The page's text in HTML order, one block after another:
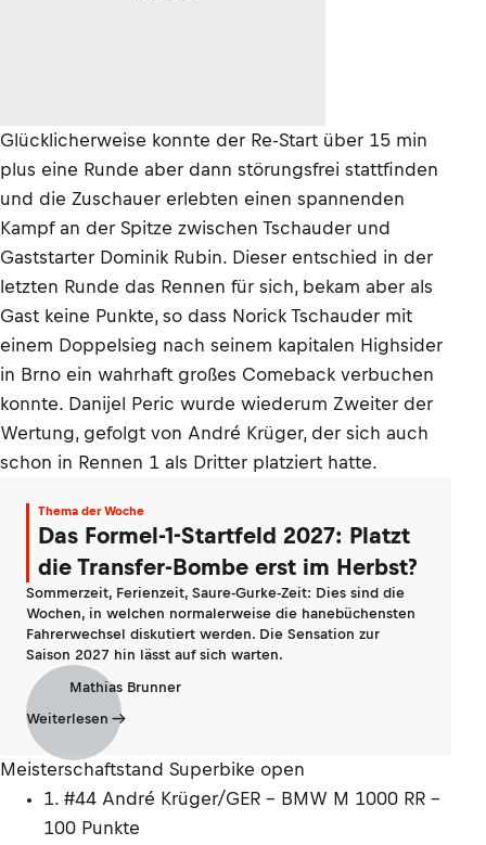
Glücklicherweise konnte der Re-Start über 15 min
plus eine Runde aber dann störungsfrei stattfinden
und die Zuschauer erlebten einen spannenden
Kampf an der Spitze zwischen Tschauder und
Gaststarter Dominik Rubin. Dieser entschied in der
letzten Runde das Rennen für sich, bekam aber als
Gast keine Punkte, so dass Norick Tschauder mit
einem Doppelsieg nach seinem kapitalen Highsider
in Brno ein wahrhaft großes Comeback verbuchen
konnte. Danijel Peric wurde wiederum Zweiter der
Wertung, gefolgt von André Krüger, der sich auch
schon in Rennen 1 als Dritter platziert hatte.
Thema der Woche
Das Formel-1-Startfeld 2027: Platzt
die Transfer-Bombe erst im Herbst?
Sommerzeit, Ferienzeit, Saure-Gurke-Zeit: Dies sind die
Wochen, in welchen normalerweise die hanebüchensten
Fahrerwechsel diskutiert werden. Die Sensation zur
Saison 2027 hin lässt auf sich warten.
Mathias Brunner
Weiterlesen
Meisterschaftstand Superbike open
1. #44 André Krüger/GER - BMW M 1000 RR -
100 Punkte